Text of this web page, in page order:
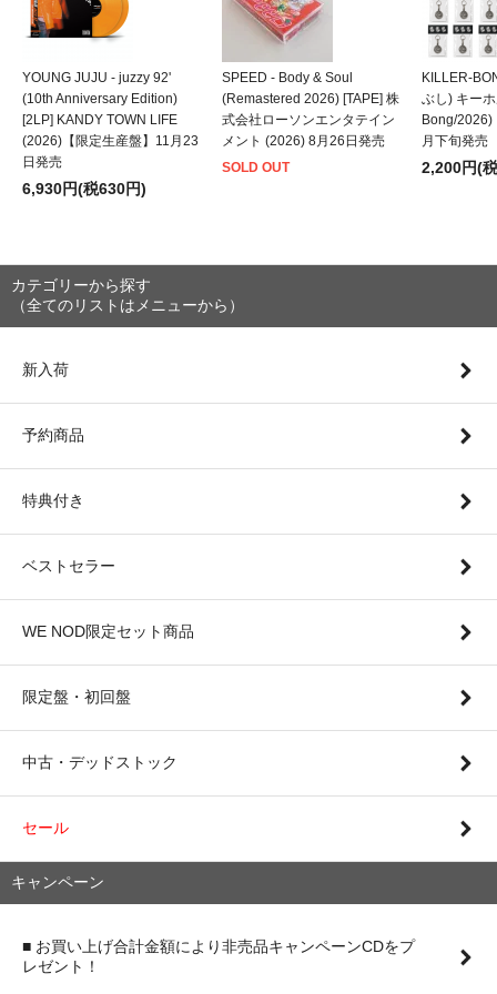
YOUNG JUJU - juzzy 92'
(10th Anniversary Edition)
[2LP] KANDY TOWN LIFE
(2026)【限定生産盤】11月23
日発売
6,930円(税630円)
SPEED - Body & Soul
(Remastered 2026) [TAPE] 株
式会社ローソンエンタテイン
メント (2026) 8月26日発売
SOLD OUT
KILLER-
ぶし) キー
Bong/2026)
月下旬発売
2,200円(
カテゴリーから探す
（全てのリストはメニューから）
新入荷
予約商品
特典付き
ベストセラー
WE NOD限定セット商品
限定盤・初回盤
中古・デッドストック
セール
キャンペーン
■ お買い上げ合計金額により非売品キャンペーンCDをプ
レゼント！